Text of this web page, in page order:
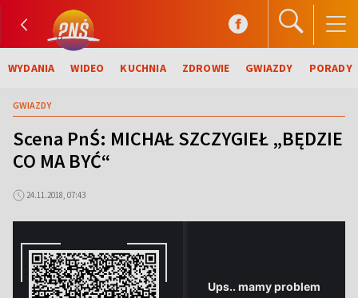
WYDANIA WIDEO KUCHNIA ZDROWIE GWIAZDY PORADY
GWIAZDY
Scena PnŚ: MICHAŁ SZCZYGIEŁ „BĘDZIE
CO MA BYĆ“
24.11.2018, 07:43